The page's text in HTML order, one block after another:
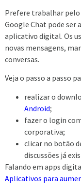
Prefere trabalhar pelo
Google Chat pode ser
aplicativo digital. Os
novas mensagens,
conversas.
Veja o passo a passo
realizar o
Android;
fazer o login
corporativa;
clicar no botão
discussões já
Falando em apps
Aplicativos para